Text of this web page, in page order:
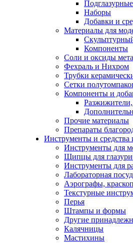
Наборы
Добавки и
Материалы для
Компоненты
Соли и оксиды
Фехраль и Нихром
Трубки
Сетки
Компоненты и
Разжижители,
Прочие материалы
Препараты
Инструменты и средства
Инструменты для
Щипцы для
Инструменты для
Лабораторная
Аэрографы,
Текстурные
Перья
Штампы и формы
Другие
Калячницы
Мастихины